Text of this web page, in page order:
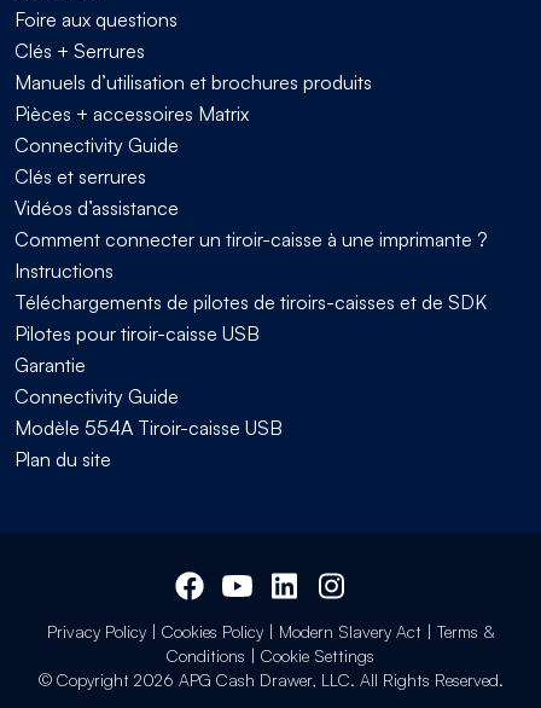
Foire aux questions
Clés + Serrures
Manuels d’utilisation et brochures produits
Pièces + accessoires Matrix
Connectivity Guide
Clés et serrures
Vidéos d’assistance
Comment connecter un tiroir-caisse à une imprimante ?
Instructions
Téléchargements de pilotes de tiroirs-caisses et de SDK
Pilotes pour tiroir-caisse USB
Garantie
Connectivity Guide
Modèle 554A Tiroir-caisse USB
Plan du site
Privacy Policy| Cookies Policy| Modern Slavery Act| Terms &
Conditions | Cookie Settings
© Copyright 2026 APG Cash Drawer, LLC. All Rights Reserved.